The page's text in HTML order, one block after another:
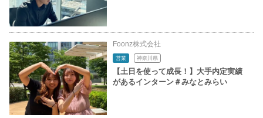
Foonz株式会社
営業 神奈川県
【土日を使って成長！】大手内定実績
があるインターン＃みなとみらい